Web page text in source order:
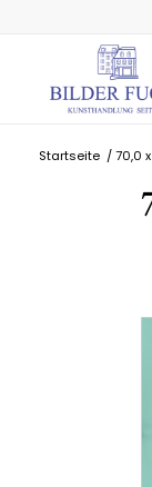
Startseite / 70,0